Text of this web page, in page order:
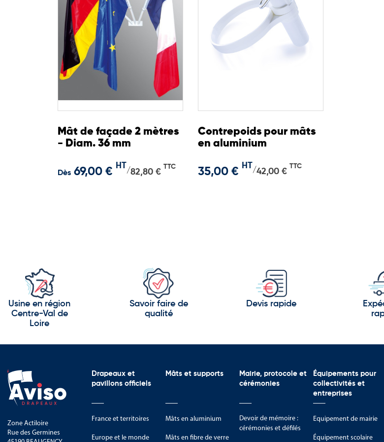
Mât de façade 2 mètres
- Diam. 36 mm
Dès 69,00 € HT
/82,80 €
TTC
Contrepoids pour mâts
en aluminium
35,00 € HT /42,00 €
TTC
Usine en région
Centre-Val de
Loire
Savoir faire de
qualité
Devis rapide
Zone Actiloire
Rue des Germines
Drapeaux et
pavillons officiels
France et territoires
Europe et le monde
Mâts et supports
Mâts en aluminium
Mâts en fibre de verre
Mairie, protocole et
cérémonies
Devoir de mémoire :
cérémonies et défilés
Équipements pour
collectivités et
entreprises
Equipement de mairie
Équipement scolaire